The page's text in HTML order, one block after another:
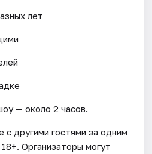
лет
— около 2 часов.
другими гостями за одним
Организаторы могут